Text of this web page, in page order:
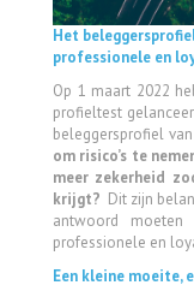
Het
professionele en
Op 1 maart 2022
profieltest
beleggersprofiel
om risico’s te
meer zekerheid
krijgt? Dit zijn
antwoord
professionele en
Een kleine moeite,